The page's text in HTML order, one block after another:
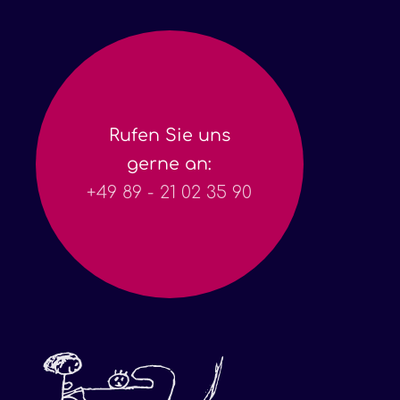
Rufen Sie uns
gerne an:
+49 89 - 21 02 35 90